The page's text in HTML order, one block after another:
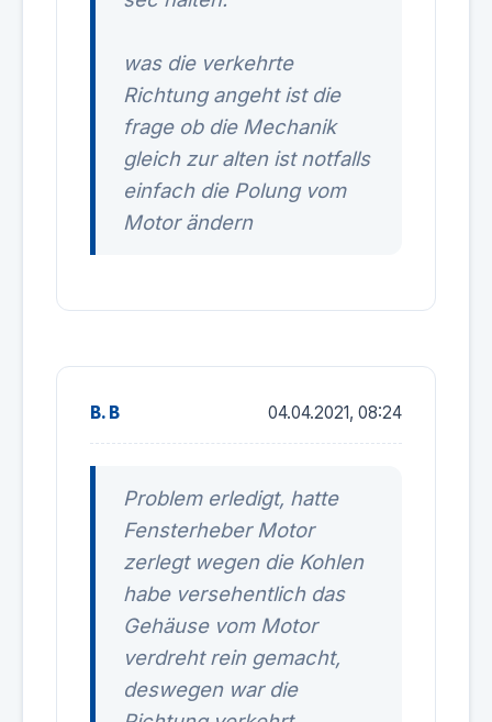
was die verkehrte
Richtung angeht ist die
frage ob die Mechanik
gleich zur alten ist notfalls
einfach die Polung vom
Motor ändern
B. B 04.04.2021, 08:24
Problem erledigt, hatte
Fensterheber Motor
zerlegt wegen die Kohlen
habe versehentlich das
Gehäuse vom Motor
verdreht rein gemacht,
deswegen war die